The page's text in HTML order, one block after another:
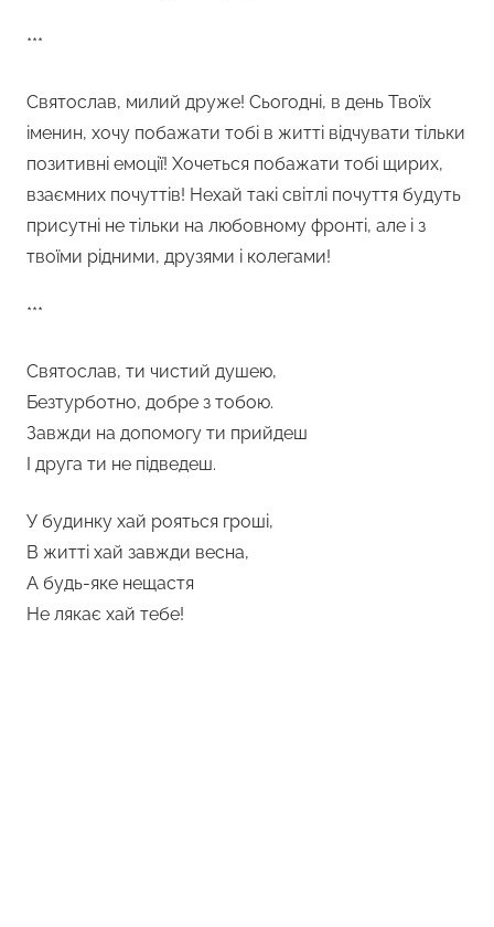
***
Святослав, милий друже! Сьогодні, в день Твоїх
іменин, хочу побажати тобі в житті відчувати тільки
позитивні емоції! Хочеться побажати тобі щирих,
взаємних почуттів! Нехай такі світлі почуття будуть
присутні не тільки на любовному фронті, але і з
твоїми рідними, друзями і колегами!
***
Святослав, ти чистий душею,
Безтурботно, добре з тобою.
Завжди на допомогу ти прийдеш
І друга ти не підведеш.
У будинку хай рояться гроші,
В житті хай завжди весна,
А будь-яке нещастя
Не лякає хай тебе!